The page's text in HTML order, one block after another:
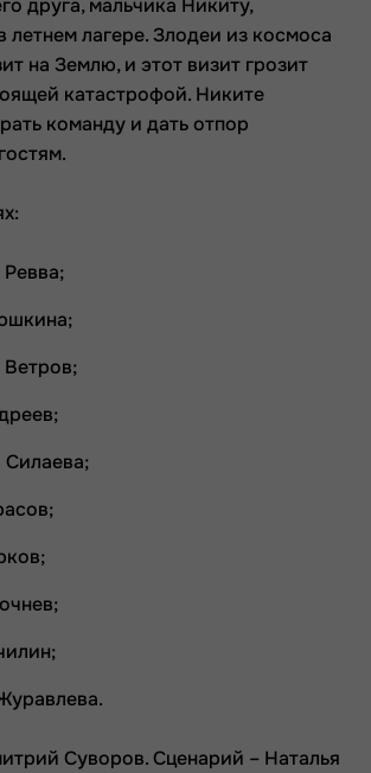
друга, мальчика Никиту,
лагере. Злодеи из космоса
на Землю, и этот визит грозит
катастрофой. Никите
команду и дать отпор
Суворов. Сценарий – Наталья